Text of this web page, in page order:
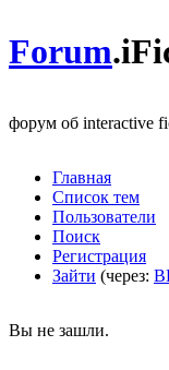
Forum.
форум об interactive
Главная
Список тем
Пользователи
Поиск
Регистрация
Зайти (через:
Вы не зашли.